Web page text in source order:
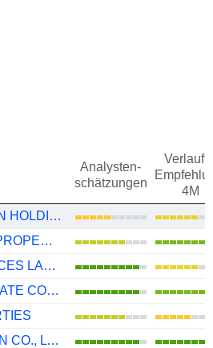
Analysten-
schätzungen
Verlauf
4M
HIAG IMMOBILIEN HOLDING AG
SUN HUNG KAI PROPERTIES LIMITED
CHINA RESOURCES LAND LIMITED
MITSUBISHI ESTATE CO., LTD.
MITSUI FUDOSAN CO., LTD.